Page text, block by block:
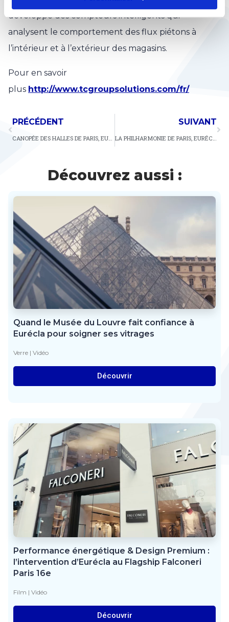
développé des compteurs intelligents qui
analysent le comportement des flux piétons à
l’intérieur et à l’extérieur des magasins.
Pour en savoir
plus http://www.tcgroupsolutions.com/fr/
PRÉCÉDENT SUIVANT
Découvrez aussi :
Quand le Musée du Louvre fait confiance à
Eurécla pour soigner ses vitrages
Verre | Vidéo
Découvrir
Performance énergétique & Design Premium :
l’intervention d’Eurécla au Flagship Falconeri
Paris 16e
Film | Vidéo
Découvrir